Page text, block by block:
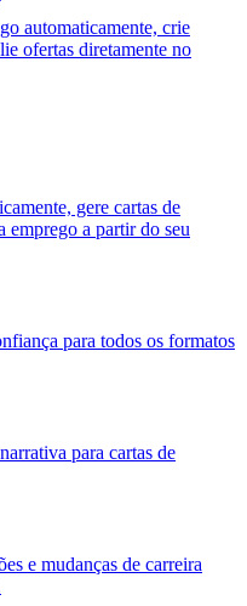
automaticamente, crie
ofertas diretamente no
gere cartas de
emprego a partir do seu
para todos os formatos
para cartas de
e mudanças de carreira